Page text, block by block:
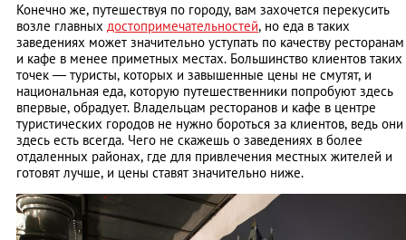
Конечно же, путешествуя по городу, вам захочется перекусить
возле главных достопримечательностей, но еда в таких
заведениях может значительно уступать по качеству ресторанам
и кафе в менее приметных местах. Большинство клиентов таких
точек — туристы, которых и завышенные цены не смутят, и
национальная еда, которую путешественники попробуют здесь
впервые, обрадует. Владельцам ресторанов и кафе в центре
туристических городов не нужно бороться за клиентов, ведь они
здесь есть всегда. Чего не скажешь о заведениях в более
отдаленных районах, где для привлечения местных жителей и
готовят лучше, и цены ставят значительно ниже.